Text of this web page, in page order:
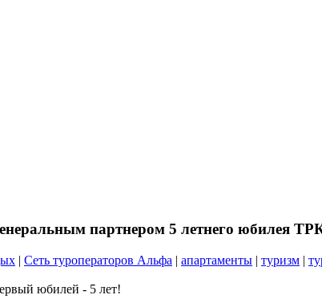
партнером 5 летнего
| Сеть туроператоров Альфа | апартаменты | туризм |
юбилей - 5 лет!